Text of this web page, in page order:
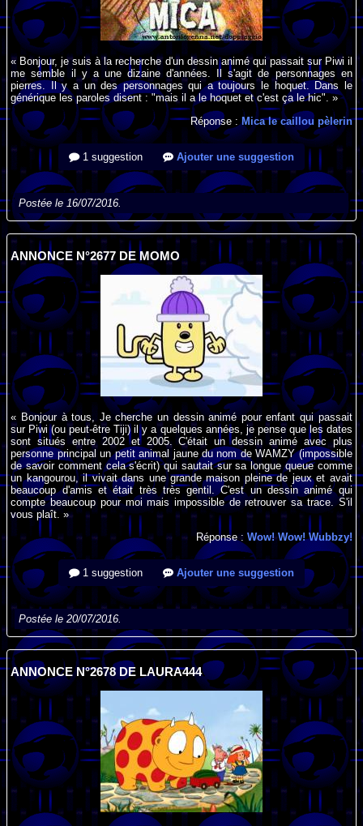
« Bonjour, je suis à la recherche d'un dessin animé qui passait sur Piwi il
me semble il y a une dizaine d'années. Il s'agit de personnages en
pierres. Il y a un des personnages qui a toujours le hoquet. Dans le
générique les paroles disent : "mais il a le hoquet et c'est ça le hic". »
Réponse :Mica le caillou pèlerin
1 suggestion Ajouter une suggestion
Postée le 16/07/2016.
ANNONCE N°2677 DE MOMO
« Bonjour à tous, Je cherche un dessin animé pour enfant qui passait
sur Piwi (ou peut-être Tiji) il y a quelques années, je pense que les dates
sont situés entre 2002 et 2005. C'était un dessin animé avec plus
personne principal un petit animal jaune du nom de WAMZY (impossible
de savoir comment cela s'écrit) qui sautait sur sa longue queue comme
un kangourou, il vivait dans une grande maison pleine de jeux et avait
beaucoup d'amis et était très très gentil. C'est un dessin animé qui
compte beaucoup pour moi mais impossible de retrouver sa trace. S'il
vous plaît. »
Réponse : Wow! Wow! Wubbzy!
1 suggestion Ajouter une suggestion
Postée le 20/07/2016.
ANNONCE N°2678 DE LAURA444